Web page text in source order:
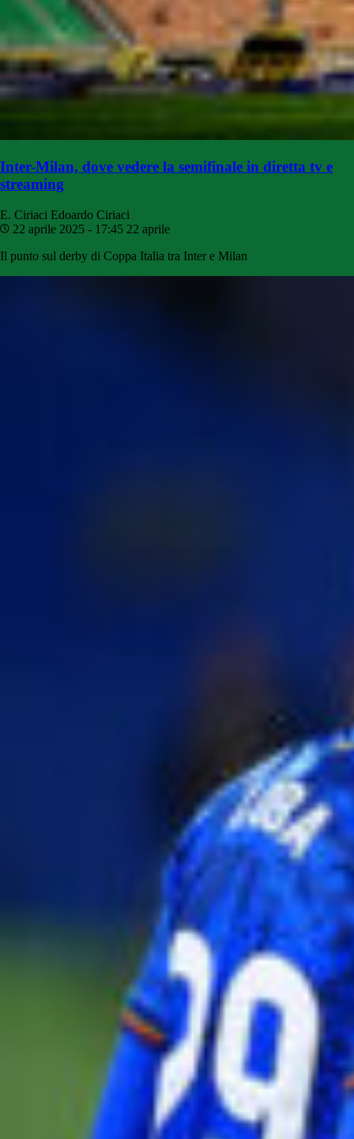
Inter-Milan, dove vedere la semifinale in diretta tv e
streaming
E. Ciriaci Edoardo Ciriaci
22 aprile 2025 - 17:45 22 aprile
Il punto sul derby di Coppa Italia tra Inter e Milan